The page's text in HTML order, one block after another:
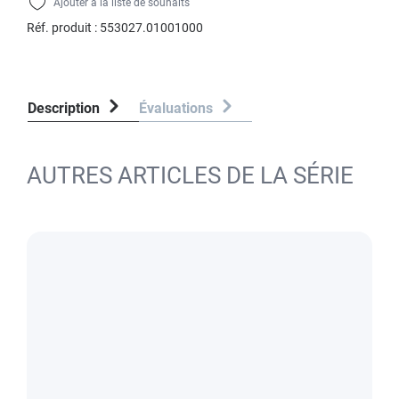
Ajouter à la liste de souhaits
Réf. produit : 553027.01001000
Description Évaluations
AUTRES ARTICLES DE LA SÉRIE